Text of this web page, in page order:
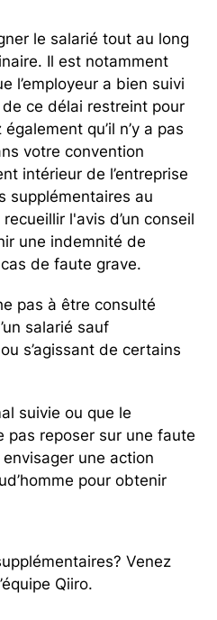
le salarié tout au long
Il est notamment
l’employeur a bien suivi
de ce délai restreint pour
qu’il n’y a pas
votre convention
intérieur de l’entreprise
supplémentaires au
l'avis d’un conseil
une indemnité de
de faute grave.
pas à être consulté
salarié sauf
s’agissant de certains
suivie ou que le
pas reposer sur une faute
une action
pour obtenir
Venez
Qiiro.